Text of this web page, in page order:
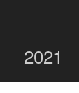
2021